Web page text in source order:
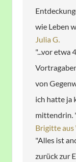
wie Leben
Julia G.
"...vor etwa
von
ich hatte ja
mittendrin.
Brigitte
"Alles ist
zurück zur